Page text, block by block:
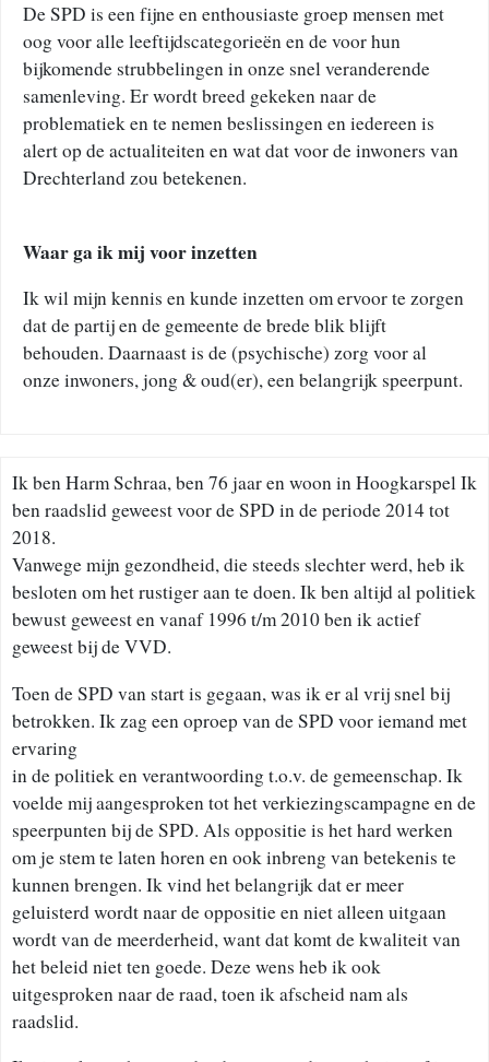
De SPD is een fijne en enthousiaste groep mensen met
oog voor alle leeftijdscategorieën en de voor hun
bijkomende strubbelingen in onze snel veranderende
samenleving. Er wordt breed gekeken naar de
problematiek en te nemen beslissingen en iedereen is
alert op de actualiteiten en wat dat voor de inwoners van
Drechterland zou betekenen.
Waar ga ik mij voor inzetten
Ik wil mijn kennis en kunde inzetten om ervoor te zorgen
dat de partij en de gemeente de brede blik blijft
behouden. Daarnaast is de (psychische) zorg voor al
onze inwoners, jong & oud(er), een belangrijk speerpunt.
Ik ben Harm Schraa, ben 76 jaar en woon in Hoogkarspel Ik
ben raadslid geweest voor de SPD in de periode 2014 tot
2018.
Vanwege mijn gezondheid, die steeds slechter werd, heb ik
besloten om het rustiger aan te doen. Ik ben altijd al politiek
bewust geweest en vanaf 1996 t/m 2010 ben ik actief
geweest bij de VVD.
Toen de SPD van start is gegaan, was ik er al vrij snel bij
betrokken. Ik zag een oproep van de SPD voor iemand met
ervaring
in de politiek en verantwoording t.o.v. de gemeenschap. Ik
voelde mij aangesproken tot het verkiezingscampagne en de
speerpunten bij de SPD. Als oppositie is het hard werken
om je stem te laten horen en ook inbreng van betekenis te
kunnen brengen. Ik vind het belangrijk dat er meer
geluisterd wordt naar de oppositie en niet alleen uitgaan
wordt van de meerderheid, want dat komt de kwaliteit van
het beleid niet ten goede. Deze wens heb ik ook
uitgesproken naar de raad, toen ik afscheid nam als
raadslid.